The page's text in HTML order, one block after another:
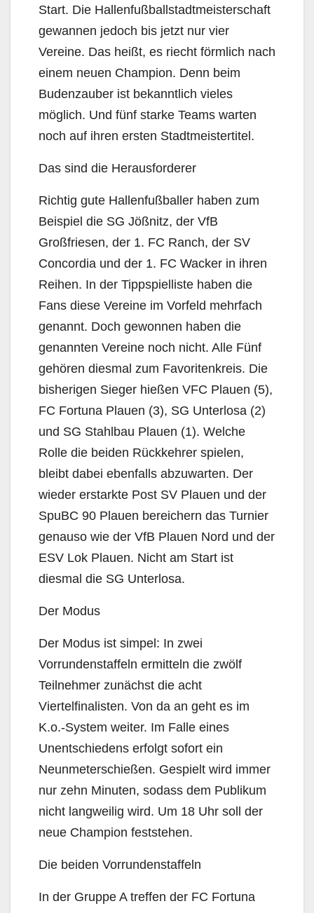
Start. Die Hallenfußballstadtmeisterschaft
gewannen jedoch bis jetzt nur vier
Vereine. Das heißt, es riecht förmlich nach
einem neuen Champion. Denn beim
Budenzauber ist bekanntlich vieles
möglich. Und fünf starke Teams warten
noch auf ihren ersten Stadtmeistertitel.
Das sind die Herausforderer
Richtig gute Hallenfußballer haben zum
Beispiel die SG Jößnitz, der VfB
Großfriesen, der 1. FC Ranch, der SV
Concordia und der 1. FC Wacker in ihren
Reihen. In der Tippspielliste haben die
Fans diese Vereine im Vorfeld mehrfach
genannt. Doch gewonnen haben die
genannten Vereine noch nicht. Alle Fünf
gehören diesmal zum Favoritenkreis. Die
bisherigen Sieger hießen VFC Plauen (5),
FC Fortuna Plauen (3), SG Unterlosa (2)
und SG Stahlbau Plauen (1). Welche
Rolle die beiden Rückkehrer spielen,
bleibt dabei ebenfalls abzuwarten. Der
wieder erstarkte Post SV Plauen und der
SpuBC 90 Plauen bereichern das Turnier
genauso wie der VfB Plauen Nord und der
ESV Lok Plauen. Nicht am Start ist
diesmal die SG Unterlosa.
Der Modus
Der Modus ist simpel: In zwei
Vorrundenstaffeln ermitteln die zwölf
Teilnehmer zunächst die acht
Viertelfinalisten. Von da an geht es im
K.o.-System weiter. Im Falle eines
Unentschiedens erfolgt sofort ein
Neunmeterschießen. Gespielt wird immer
nur zehn Minuten, sodass dem Publikum
nicht langweilig wird. Um 18 Uhr soll der
neue Champion feststehen.
Die beiden Vorrundenstaffeln
In der Gruppe A treffen der FC Fortuna